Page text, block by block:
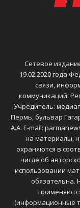
Сетевое
19.02.2020 года
связи,
коммуникаций.
Учредитель:
Пермь, бульвар
А.А. E-mail:
на материалы,
охраняются в
числе об
использовании
обязательна.
(информационные